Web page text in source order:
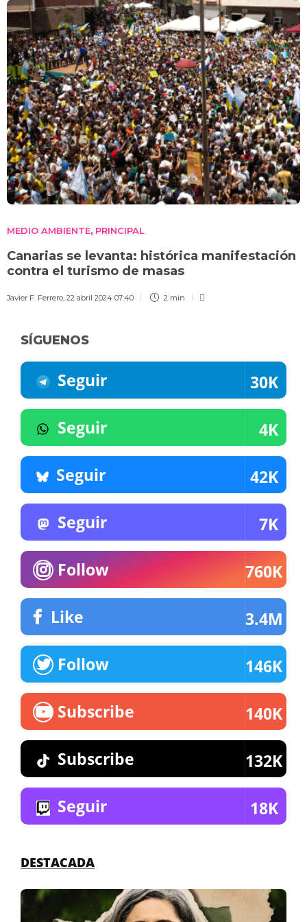
MEDIO AMBIENTE, PRINCIPAL
Canarias se levanta: histórica manifestación
contra el turismo de masas
Javier F. Ferrero, 22 abril 2024 07:40 2 min
SÍGUENOS
Seguir 30K
Seguir 4K
Seguir 42K
Seguir 7K
Follow 760K
Like 3.4M
Follow 146K
Subscribe 140K
Subscribe 132K
Seguir 18K
DESTACADA